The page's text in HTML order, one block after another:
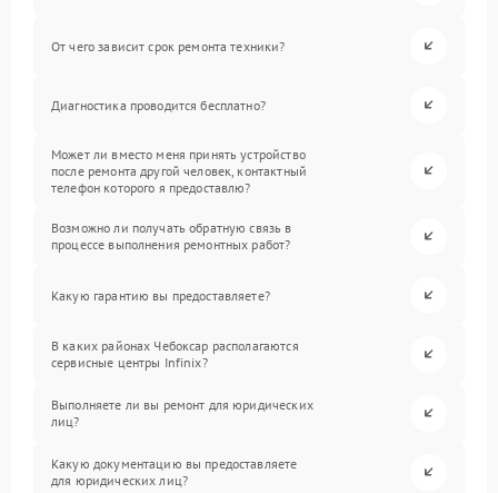
От чего зависит срок ремонта техники?
Диагностика проводится бесплатно?
Может ли вместо меня принять устройство
после ремонта другой человек, контактный
телефон которого я предоставлю?
Возможно ли получать обратную связь в
процессе выполнения ремонтных работ?
Какую гарантию вы предоставляете?
В каких районах Чебоксар располагаются
сервисные центры Infinix?
Выполняете ли вы ремонт для юридических
лиц?
Какую документацию вы предоставляете
для юридических лиц?